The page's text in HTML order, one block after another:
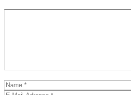
Name